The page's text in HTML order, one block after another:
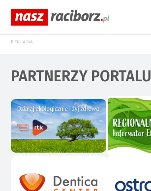
REKLAMA
PARTNERZY PORTALU